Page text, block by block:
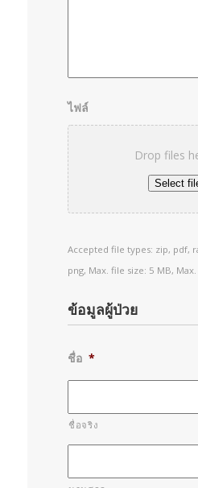
ไฟล์
Drop files
Select
Accepted file types: zip, pdf,
png, Max. file size: 5 MB, Max.
ข้อมูลผู้ป่วย
ชื่อ *
ชื่อจริง